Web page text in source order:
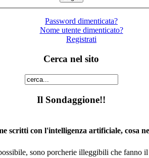
Password dimenticata?
Nome utente dimenticato?
Registrati
Cerca nel sito
Il Sondaggione!!
scritti con l'intelligenza artificiale, cosa
sono porcherie illeggibili che fanno il